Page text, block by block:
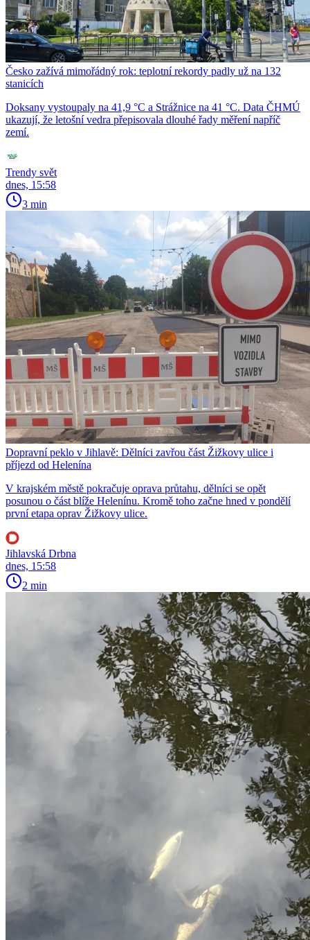
Česko zažívá mimořádný rok: teplotní rekordy padly už na 132
stanicích
Doksany vystoupaly na 41,9 °C a Strážnice na 41 °C. Data ČHMÚ
ukazují, že letošní vedra přepisovala dlouhé řady měření napříč
zemí.
Trendy svět
dnes, 15:58
3 min
Dopravní peklo v Jihlavě: Dělníci zavřou část Žižkovy ulice i
příjezd od Helenína
V krajském městě pokračuje oprava průtahu, dělníci se opět
posunou o část blíže Helenínu. Kromě toho začne hned v pondělí
první etapa oprav Žižkovy ulice.
Jihlavská Drbna
dnes, 15:58
2 min